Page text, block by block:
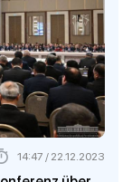
14:47 / 22.12.2023